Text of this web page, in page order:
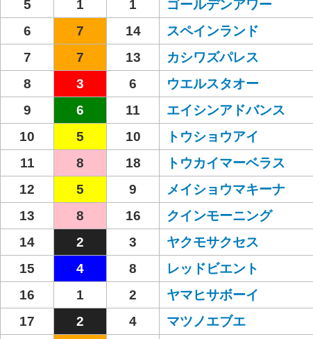
5
1 1 ゴールデンアワー
6
7 14 スペインランド
7
7 13 カシワズパレス
8
3 6 ウエルスタオー
9
6 11 エイシンアドバンス
10
5 10 トウショウアイ
11
8 18 トウカイマーベラス
12
5 9 メイショウマキーナ
13
8 16 クインモーニング
14
2 3 ヤクモサクセス
15
4 8 レッドビエント
16
1 2 ヤマヒサボーイ
17
2 4 マツノエブエ